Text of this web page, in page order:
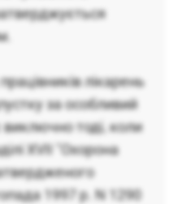
лікарень
за особливий
тоді, коли
ХVІІ "Охорона
1997 р. N 1290